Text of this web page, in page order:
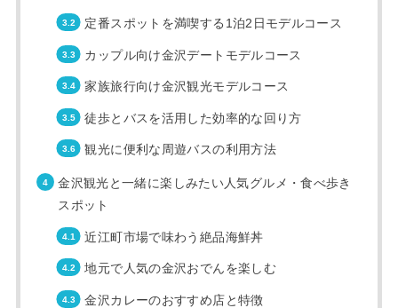
定番スポットを満喫する1泊2日モデルコース
カップル向け金沢デートモデルコース
家族旅行向け金沢観光モデルコース
徒歩とバスを活用した効率的な回り方
観光に便利な周遊バスの利用方法
金沢観光と一緒に楽しみたい人気グルメ・食べ歩き
スポット
近江町市場で味わう絶品海鮮丼
地元で人気の金沢おでんを楽しむ
金沢カレーのおすすめ店と特徴